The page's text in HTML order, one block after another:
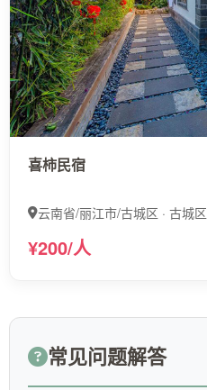
喜柿民宿
云南省/丽江市/古城区 · 古城区
¥200/人
常见问题解答